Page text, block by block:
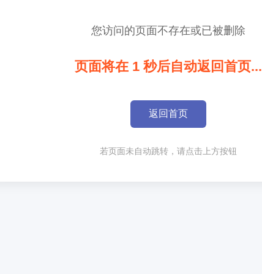
您访问的页面不存在或已被删除
页面将在 1 秒后自动返回首页...
返回首页
若页面未自动跳转，请点击上方按钮